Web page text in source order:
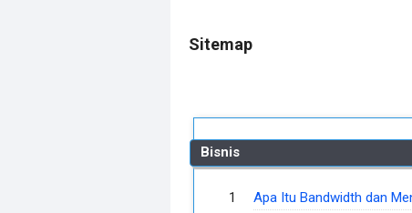
Sitemap
Bisnis
Apa Itu Bandwidth dan